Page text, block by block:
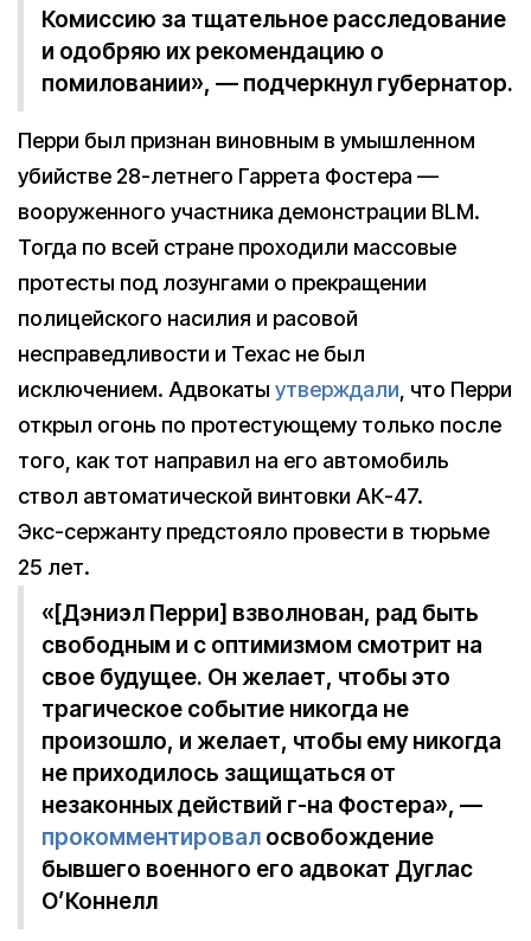
Комиссию за тщательное расследование
и одобряю их рекомендацию о
помиловании», — подчеркнул губернатор.
Перри был признан виновным в умышленном
убийстве 28-летнего Гаррета Фостера —
вооруженного участника демонстрации BLM.
Тогда по всей стране проходили массовые
протесты под лозунгами о прекращении
полицейского насилия и расовой
несправедливости и Техас не был
исключением. Адвокаты утверждали, что Перри
открыл огонь по протестующему только после
того, как тот направил на его автомобиль
ствол автоматической винтовки АК-47.
Экс-сержанту предстояло провести в тюрьме
25 лет.
«[Дэниэл Перри] взволнован, рад быть
свободным и с оптимизмом смотрит на
свое будущее. Он желает, чтобы это
трагическое событие никогда не
произошло, и желает, чтобы ему никогда
не приходилось защищаться от
незаконных действий г-на Фостера», —
прокомментировал освобождение
бывшего военного его адвокат Дуглас
О’Коннелл